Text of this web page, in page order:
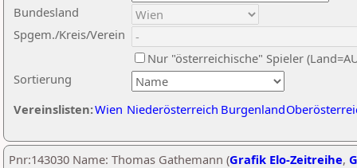
Sortierung
Bundesland
Spgem./Kreis/Verein
Nur "österreichische" Spieler
Vereinslisten:Wien Niederösterreich Burgenland
Pnr:143030 Name: Thomas Gathemann (Grafik Elo-Zeitreihe,